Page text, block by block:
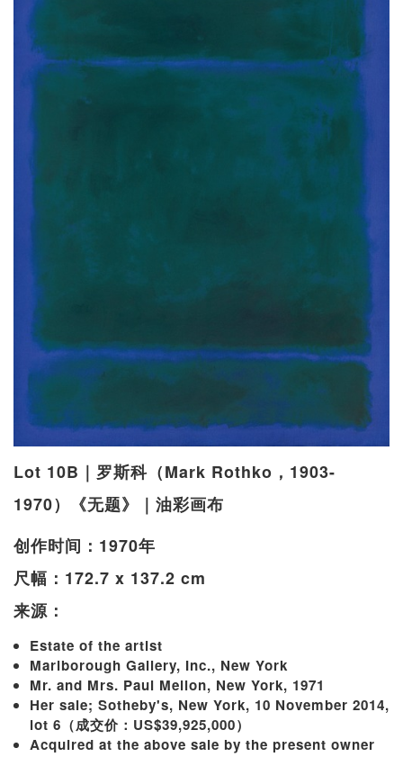
Lot 10B｜罗斯科（Mark Rothko，1903-
1970）《无题》｜油彩画布
创作时间：1970年
尺幅：172.7 x 137.2 cm
来源：
Estate of the artist
Marlborough Gallery, Inc., New York
Mr. and Mrs. Paul Mellon, New York, 1971
Her sale; Sotheby's, New York, 10 November 2014,
lot 6（成交价：US$39,925,000）
Acquired at the above sale by the present owner